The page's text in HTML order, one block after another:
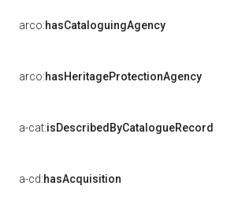
arco:hasCataloguingAgency
arco:hasHeritageProtectionAgency
a-cat:isDescribedByCatalogueRecord
a-cd:hasAcquisition